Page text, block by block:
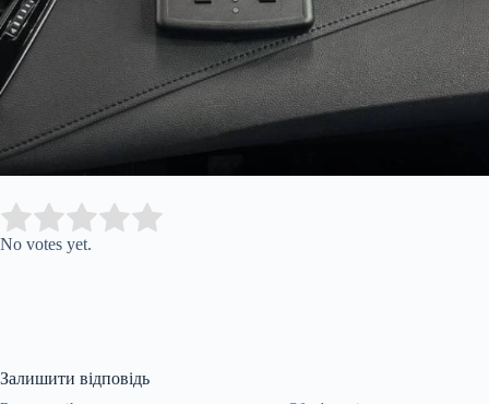
Rate this item:
No votes yet.
Залишити відповідь